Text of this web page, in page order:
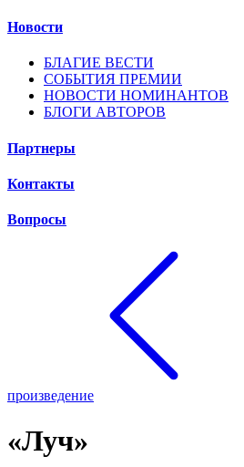
Новости
БЛАГИЕ ВЕСТИ
СОБЫТИЯ ПРЕМИИ
НОВОСТИ НОМИНАНТОВ
БЛОГИ АВТОРОВ
Партнеры
Контакты
Вопросы
произведение
«Луч»